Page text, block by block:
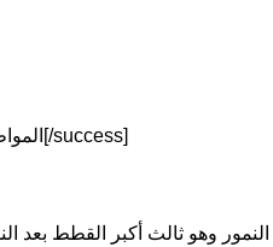
[success]المواطن 24 متابعة[/success]
وهو ثالث أكبر القطط بعد